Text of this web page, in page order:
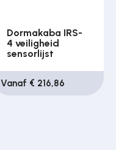
Dormakaba IRS-
4 veiligheid
sensorlijst
Vanaf € 216,86